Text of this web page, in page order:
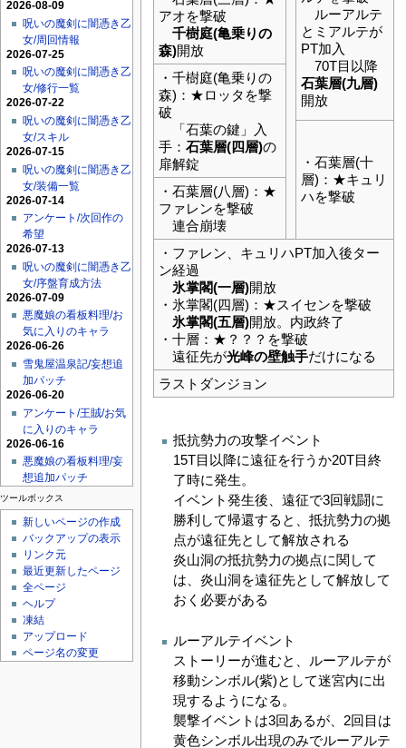
2026-08-09
呪いの魔剣に闇憑き乙
女/周回情報
2026-07-25
呪いの魔剣に闇憑き乙
女/修行一覧
2026-07-22
呪いの魔剣に闇憑き乙
女/スキル
2026-07-15
呪いの魔剣に闇憑き乙
女/装備一覧
2026-07-14
アンケート/次回作の
希望
2026-07-13
呪いの魔剣に闇憑き乙
女/序盤育成方法
2026-07-09
悪魔娘の看板料理/お
気に入りのキャラ
2026-06-26
雪鬼屋温泉記/妄想追
加パッチ
2026-06-20
アンケート/王賊/お気
に入りのキャラ
2026-06-16
悪魔娘の看板料理/妄
想追加パッチ
ツールボックス
新しいページの作成
バックアップの表示
リンク元
最近更新したページ
全ページ
ヘルプ
凍結
アップロード
ページ名の変更
ルーアルテ
とミアルテが
PT加入
70T目以降
石葉層(九層)
開放
アオを撃破
千樹庭(亀乗りの
森)開放
・千樹庭(亀乗りの
森)：★ロッタを撃
破
「石葉の鍵」入
手： 石葉層(四層)の
扉解錠
・石葉層(十
層)：★キュリ
ハを撃破
・石葉層(八層)：★
ファレンを撃破
連合崩壊
・ファレン、キュリハPT加入後ター
ン経過
氷掌閣(一層)開放
・氷掌閣(四層)：★スイセンを撃破
氷掌閣(五層)開放。内政終了
・十層：★？？？を撃破
遠征先が光峰の壁触手だけになる
ラストダンジョン
抵抗勢力の攻撃イベント
15T目以降に遠征を行うか20T目終
了時に発生。
イベント発生後、遠征で3回戦闘に
勝利して帰還すると、抵抗勢力の拠
点が遠征先として解放される
炎山洞の抵抗勢力の拠点に関して
は、炎山洞を遠征先として解放して
おく必要がある
ルーアルテイベント
ストーリーが進むと、ルーアルテが
移動シンボル(紫)として迷宮内に出
現するようになる。
襲撃イベントは3回あるが、2回目は
黄色シンボル出現のみでルーアルテ